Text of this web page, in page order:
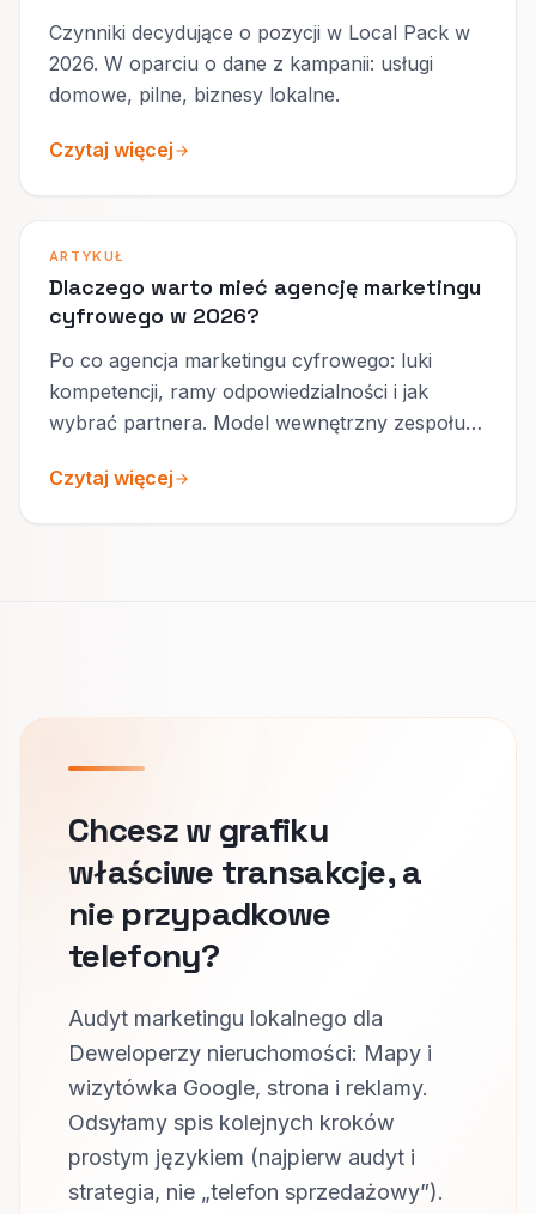
Czynniki decydujące o pozycji w Local Pack w
2026. W oparciu o dane z kampanii: usługi
domowe, pilne, biznesy lokalne.
Czytaj więcej
ARTYKUŁ
Dlaczego warto mieć agencję marketingu
cyfrowego w 2026?
Po co agencja marketingu cyfrowego: luki
kompetencji, ramy odpowiedzialności i jak
wybrać partnera. Model wewnętrzny zespołu a
oczekiwania na 90 dni.
Czytaj więcej
Chcesz w grafiku
właściwe transakcje, a
nie przypadkowe
telefony?
Audyt marketingu lokalnego dla
Deweloperzy nieruchomości: Mapy i
wizytówka Google, strona i reklamy.
Odsyłamy spis kolejnych kroków
prostym językiem (najpierw audyt i
strategia, nie „telefon sprzedażowy”).